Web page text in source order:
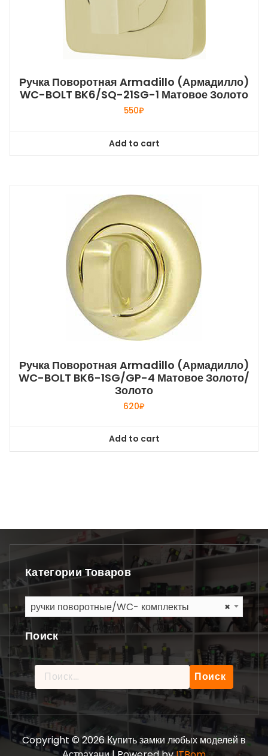
Ручка Поворотная Armadillo (Армадилло)
WC-BOLT BK6/SQ-21SG-1 Матовое Золото
550₽
Add to cart
Ручка Поворотная Armadillo (Армадилло)
WC-BOLT BK6-1SG/GP-4 Матовое Золото/
Золото
620₽
Add to cart
Категории Товаров
×
ручки поворотные/WC- комплекты
Поиск
Найти:
Copyright © 2026 Купить замки любых моделей в